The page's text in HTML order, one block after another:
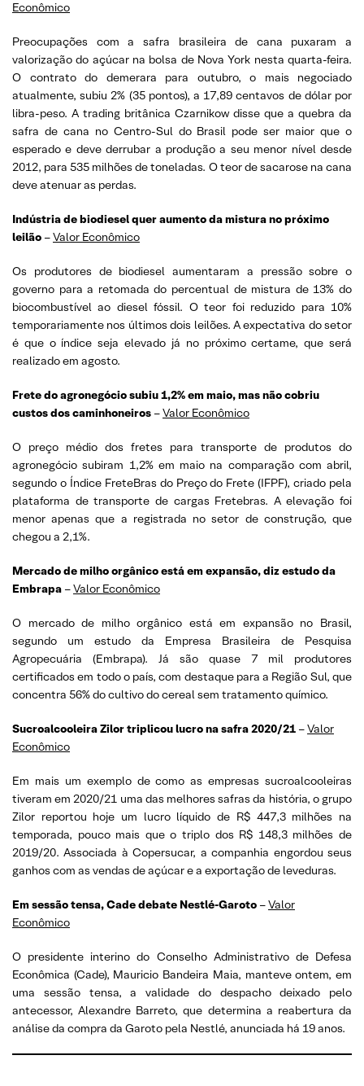
Econômico
Preocupações com a safra brasileira de cana puxaram a
valorização do açúcar na bolsa de Nova York nesta quarta-feira.
O contrato do demerara para outubro, o mais negociado
atualmente, subiu 2% (35 pontos), a 17,89 centavos de dólar por
libra-peso. A trading britânica Czarnikow disse que a quebra da
safra de cana no Centro-Sul do Brasil pode ser maior que o
esperado e deve derrubar a produção a seu menor nível desde
2012, para 535 milhões de toneladas. O teor de sacarose na cana
deve atenuar as perdas.
Indústria de biodiesel quer aumento da mistura no próximo
leilão –Valor Econômico
Os produtores de biodiesel aumentaram a pressão sobre o
governo para a retomada do percentual de mistura de 13% do
biocombustível ao diesel fóssil. O teor foi reduzido para 10%
temporariamente nos últimos dois leilões. A expectativa do setor
é que o índice seja elevado já no próximo certame, que será
realizado em agosto.
Frete do agronegócio subiu 1,2% em maio, mas não cobriu
custos dos caminhoneiros –Valor Econômico
O preço médio dos fretes para transporte de produtos do
agronegócio subiram 1,2% em maio na comparação com abril,
segundo o Índice FreteBras do Preço do Frete (IFPF), criado pela
plataforma de transporte de cargas Fretebras. A elevação foi
menor apenas que a registrada no setor de construção, que
chegou a 2,1%.
Mercado de milho orgânico está em expansão, diz estudo da
Embrapa –Valor Econômico
O mercado de milho orgânico está em expansão no Brasil,
segundo um estudo da Empresa Brasileira de Pesquisa
Agropecuária (Embrapa). Já são quase 7 mil produtores
certificados em todo o país, com destaque para a Região Sul, que
concentra 56% do cultivo do cereal sem tratamento químico.
Sucroalcooleira Zilor triplicou lucro na safra 2020/21 –Valor
Econômico
Em mais um exemplo de como as empresas sucroalcooleiras
tiveram em 2020/21 uma das melhores safras da história, o grupo
Zilor reportou hoje um lucro líquido de R$ 447,3 milhões na
temporada, pouco mais que o triplo dos R$ 148,3 milhões de
2019/20. Associada à Copersucar, a companhia engordou seus
ganhos com as vendas de açúcar e a exportação de leveduras.
Em sessão tensa, Cade debate Nestlé-Garoto –Valor
Econômico
O presidente interino do Conselho Administrativo de Defesa
Econômica (Cade), Mauricio Bandeira Maia, manteve ontem, em
uma sessão tensa, a validade do despacho deixado pelo
antecessor, Alexandre Barreto, que determina a reabertura da
análise da compra da Garoto pela Nestlé, anunciada há 19 anos.